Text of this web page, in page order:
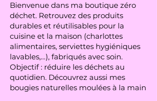
Bienvenue dans ma boutique zéro
déchet. Retrouvez des produits
durables et réutilisables pour la
cuisine et la maison (charlottes
alimentaires, serviettes hygiéniques
lavables,…), fabriqués avec soin.
Objectif : réduire les déchets au
quotidien. Découvrez aussi mes
bougies naturelles moulées à la main